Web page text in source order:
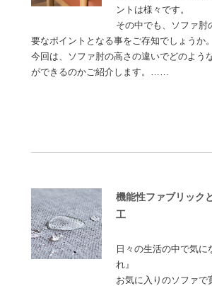
ントは様々です。
その中でも、ソファ肘
要なポイントとなる事をご存知でしょうか。
今回は、ソファ肘の高さの違いでどのよう
ができるのかご紹介します。……
機能性ファブリック
工
日々の生活の中で気に
れ』
お気に入りのソファで